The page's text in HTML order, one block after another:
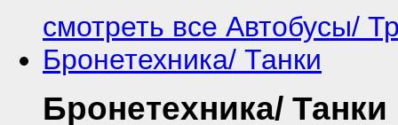
смотреть все Автобусы/
Бронетехника/ Танки
Бронетехника/ Танки